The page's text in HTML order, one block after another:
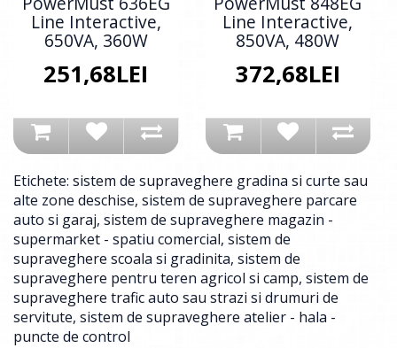
Line Interactive,
650VA, 360W
251,68LEI
Line Interactive,
850VA, 480W
372,68LEI
Etichete: sistem de supraveghere gradina si curte sau
alte zone deschise, sistem de supraveghere parcare
auto si garaj, sistem de supraveghere magazin -
supermarket - spatiu comercial, sistem de
supraveghere scoala si gradinita, sistem de
supraveghere pentru teren agricol si camp, sistem de
supraveghere trafic auto sau strazi si drumuri de
servitute, sistem de supraveghere atelier - hala -
puncte de control